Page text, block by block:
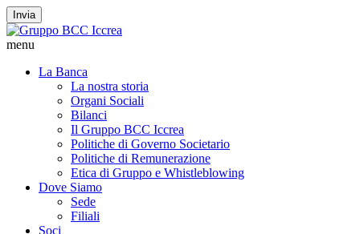
Invia
menu
La Banca
La nostra storia
Organi Sociali
Bilanci
Il Gruppo BCC Iccrea
Politiche di Governo Societario
Politiche di Remunerazione
Etica di Gruppo e Whistleblowing
Dove Siamo
Sede
Filiali
Soci